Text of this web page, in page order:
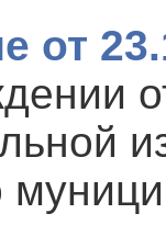
от